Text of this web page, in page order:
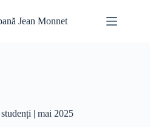
Jean Monnet
| mai 2025